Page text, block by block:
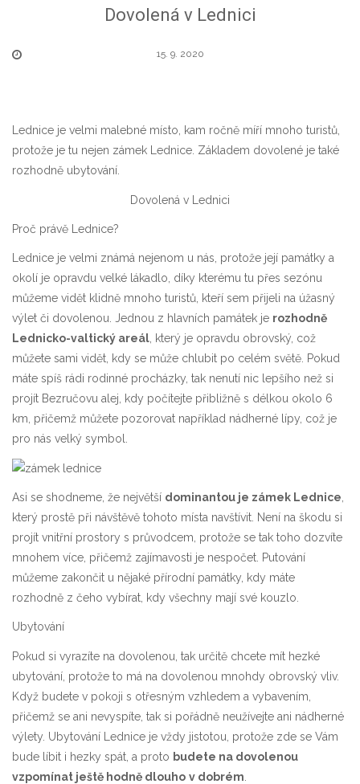
Dovolená v Lednici
15. 9. 2020
Lednice je velmi malebné místo, kam ročně míří mnoho turistů,
protože je tu nejen zámek Lednice. Základem dovolené je také
rozhodně ubytování.
Dovolená v Lednici
Proč právě Lednice?
Lednice je velmi známá nejenom u nás, protože její památky a
okolí je opravdu velké lákadlo, díky kterému tu přes sezónu
můžeme vidět klidně mnoho turistů, kteří sem přijeli na úžasný
výlet či dovolenou. Jednou z hlavních památek je rozhodně
Lednicko-valtický areál , který je opravdu obrovský, což
můžete sami vidět, kdy se může chlubit po celém světě. Pokud
máte spíš rádi rodinné procházky, tak nenutí nic lepšího než si
projít Bezručovu alej, kdy počítejte přibližně s délkou okolo 6
km, přičemž můžete pozorovat například nádherné lípy, což je
pro nás velký symbol.
Asi se shodneme, že největší dominantou je zámek Lednice
který prostě při návštěvě tohoto místa navštívit. Není na škodu si
projít vnitřní prostory s průvodcem, protože se tak toho dozvíte
mnohem více, přičemž zajímavosti je nespočet. Putování
můžeme zakončit u nějaké přírodní památky, kdy máte
rozhodně z čeho vybírat, kdy všechny mají své kouzlo.
Ubytování
Pokud si vyrazíte na dovolenou, tak určitě chcete mít hezké
ubytování, protože to má na dovolenou mnohdy obrovský vliv.
Když budete v pokoji s otřesným vzhledem a vybavením,
přičemž se ani nevyspíte, tak si pořádně neužívejte ani nádherné
výlety. Ubytování Lednice je vždy jistotou, protože zde se Vám
bude líbit i hezky spát, a proto budete na dovolenou
vzpomínat ještě hodně dlouho v dobrém